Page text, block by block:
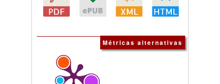
Métricas alternativas